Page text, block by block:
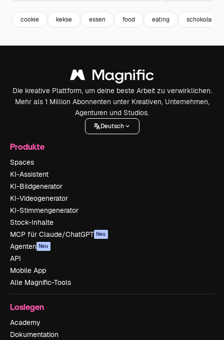
cookie kekse essen food eating schokolade
Die kreative Plattform, um deine beste Arbeit zu verwirklichen.
Mehr als 1 Million Abonnenten unter Kreativen, Unternehmen,
Agenturen und Studios.
Deutsch
Produkte
Spaces
KI-Assistent
KI-Bildgenerator
KI-Videogenerator
KI-Stimmengenerator
Stock-Inhalte
MCP für Claude/ChatGPT Neu
Agenten Neu
API
Mobile App
Alle Magnific-Tools
Loslegen
Academy
Dokumentation